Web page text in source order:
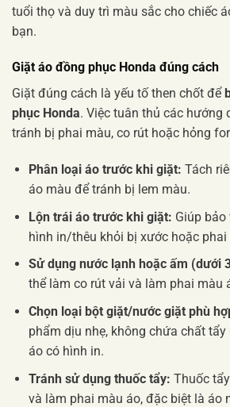
tuổi thọ và duy trì màu sắc cho chiếc
bạn.
Giặt áo đồng phục Honda đúng cách
Giặt đúng cách là yếu tố then chốt để
phục Honda. Việc tuân thủ các hướng
tránh bị phai màu, co rút hoặc hỏng
Phân loại áo trước khi giặt: Tách
áo màu để tránh bị lem màu.
Lộn trái áo trước khi giặt: Giúp bảo
hình in/thêu khỏi bị xước hoặc phai
Sử dụng nước lạnh hoặc ấm (dưới
thể làm co rút vải và làm phai màu
Chọn loại bột giặt/nước giặt phù
phẩm dịu nhẹ, không chứa chất
áo có hình in.
Tránh sử dụng thuốc tẩy: Thuốc
và làm phai màu áo, đặc biệt là áo